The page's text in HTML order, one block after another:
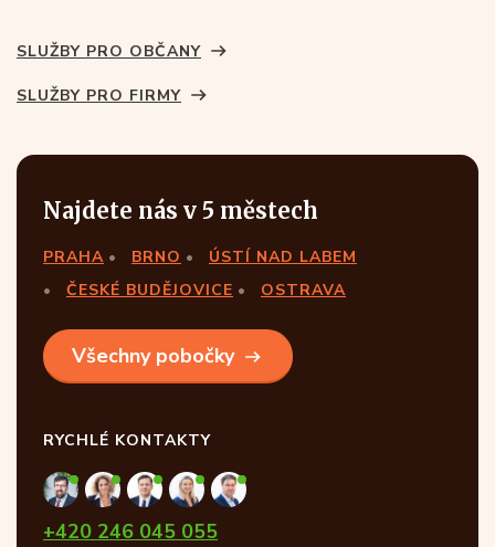
SLUŽBY PRO OBČANY
SLUŽBY PRO FIRMY
Najdete nás v 5 městech
PRAHA BRNO
ÚSTÍ NAD LABEM
ČESKÉ BUDĚJOVICE
OSTRAVA
Všechny pobočky
RYCHLÉ KONTAKTY
+420 246 045 055